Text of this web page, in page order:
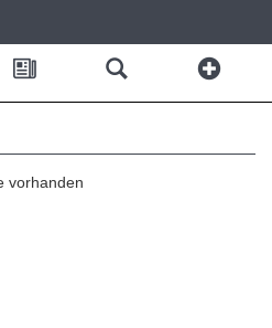
vorhanden